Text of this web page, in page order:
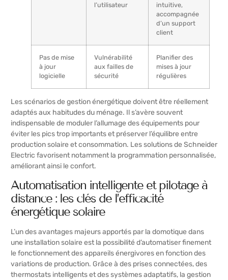
l’utilisateur
intuitive,
accompagnée
d’un support
client
Pas de mise
à jour
logicielle
Vulnérabilité
aux failles de
sécurité
Planifier des
mises à jour
régulières
Les scénarios de gestion énergétique doivent être réellement
adaptés aux habitudes du ménage. Il s’avère souvent
indispensable de moduler l’allumage des équipements pour
éviter les pics trop importants et préserver l’équilibre entre
production solaire et consommation. Les solutions de Schneider
Electric favorisent notamment la programmation personnalisée,
améliorant ainsi le confort.
Automatisation intelligente et pilotage à
distance : les clés de l’efficacité
énergétique solaire
L’un des avantages majeurs apportés par la domotique dans
une installation solaire est la possibilité d’automatiser finement
le fonctionnement des appareils énergivores en fonction des
variations de production. Grâce à des prises connectées, des
thermostats intelligents et des systèmes adaptatifs, la gestion